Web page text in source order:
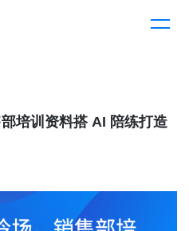
培训资料搭 AI 陪练打造